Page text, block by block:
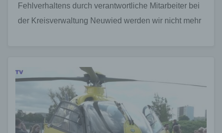
Fehlverhaltens durch verantwortliche Mitarbeiter bei
der Kreisverwaltung Neuwied werden wir nicht mehr